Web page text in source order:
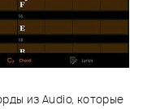
из Audio, которые